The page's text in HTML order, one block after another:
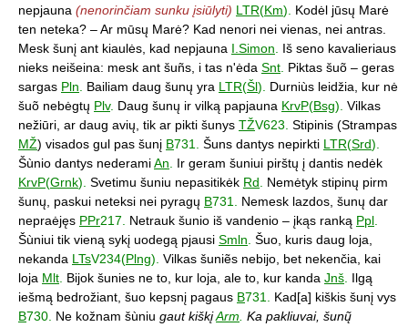
nepjauna (nenorinčiam sunku įsiūlyti) LTR(Km). Kodėl jūsų Marė
ten neteka? – Ar mūsų Marė? Kad nenori nei vienas, nei antras.
Mesk šunį ant kiaulės, kad nepjauna I.Simon. Iš seno kavalieriaus
nieks neišeina: mesk ant šuñs, i tas n'ėda Snt. Piktas šuõ – geras
sargas Pln. Bailiam daug šunų yra LTR(Šl). Durniùs leidžia, kur nė
šuõ nebėgtų Plv. Daug šunų ir vilką papjauna KrvP(Bsg). Vilkas
nežiūri, ar daug avių, tik ar pikti šunys TŽV623. Stipinis (Strampas
MŽ) visados gul pas šunį B731. Šuns dantys nepirkti LTR(Srd).
Šùnio dantys nederamiAn. Ir geram šuniui pirštų į dantis nedėk
KrvP(Grnk). Svetimu šuniu nepasitikėk Rd. Nemėtyk stipinų pirm
šunų, paskui neteksi nei pyragų B731. Nemesk lazdos, šunų dar
nepraėjęs PPr217. Netrauk šunio iš vandenio – įkąs ranką Ppl.
Šùniui tik vieną sykį uodegą pjausi Smln. Šuo, kuris daug loja,
nekanda LTsV234(Plng). Vilkas šuniẽs nebijo, bet nekenčia, kai
loja Mlt. Bijok šunies ne to, kur loja, ale to, kur kanda Jnš. Ilgą
iešmą bedrožiant, šuo kepsnį pagaus B731. Kad[a] kiškis šunį vys
B730. Ne kožnam šùniu gaut kiškįArm. Ka pakliuvai, šunų̃